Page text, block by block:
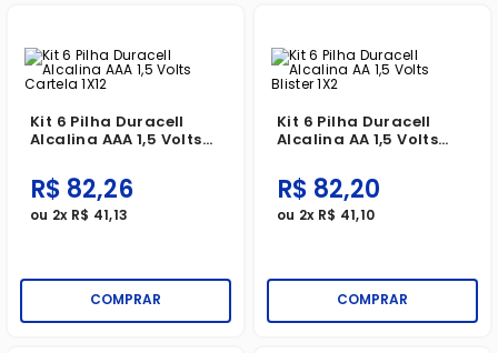
Kit 6 Pilha Duracell
Alcalina AAA 1,5 Volts
R$ 82,26
ou 2x R$ 41,13
COMPRAR
Kit 6 Pilha Duracell
Alcalina AA 1,5 Volts
R$ 82,20
ou 2x R$ 41,10
COMPRAR